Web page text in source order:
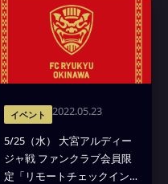
イベント 2022.05.23
5/25（水） 大宮アルディー
ジャ戦 ファンクラブ会員限
定「リモートチェックイン